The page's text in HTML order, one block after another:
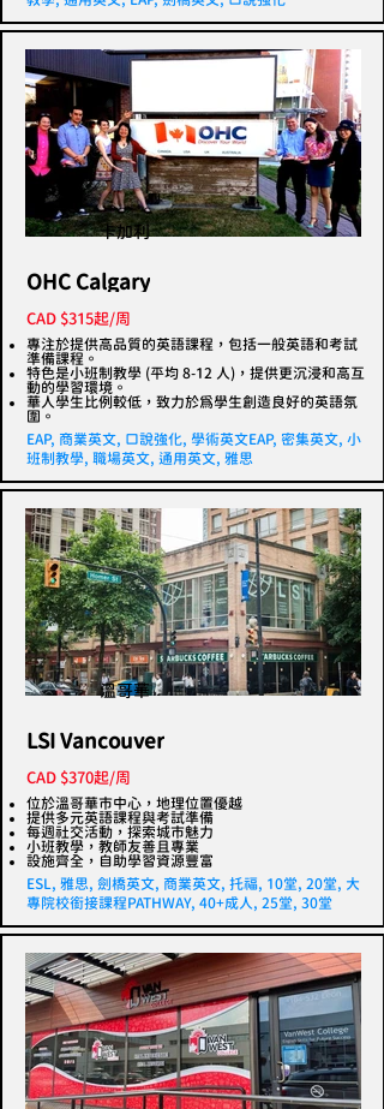
卡加利
OHC Calgary
CAD $315起/周
專注於提供高品質的英語課程，包括一般英語和考試
準備課程。
特色是小班制教學 (平均 8-12 人)，提供更沉浸和高互
動的學習環境。
華人學生比例較低，致力於為學生創造良好的英語氛
圍。
EAP, 商業英文, 口說強化, 學術英文EAP, 密集英文, 小
班制教學, 職場英文, 通用英文, 雅思
溫哥華
LSI Vancouver
CAD $370起/周
位於溫哥華市中心，地理位置優越
提供多元英語課程與考試準備
每週社交活動，探索城市魅力
小班教學，教師友善且專業
設施齊全，自助學習資源豐富
ESL, 雅思, 劍橋英文, 商業英文, 托福, 10堂, 20堂, 大
專院校銜接課程PATHWAY, 40+成人, 25堂, 30堂